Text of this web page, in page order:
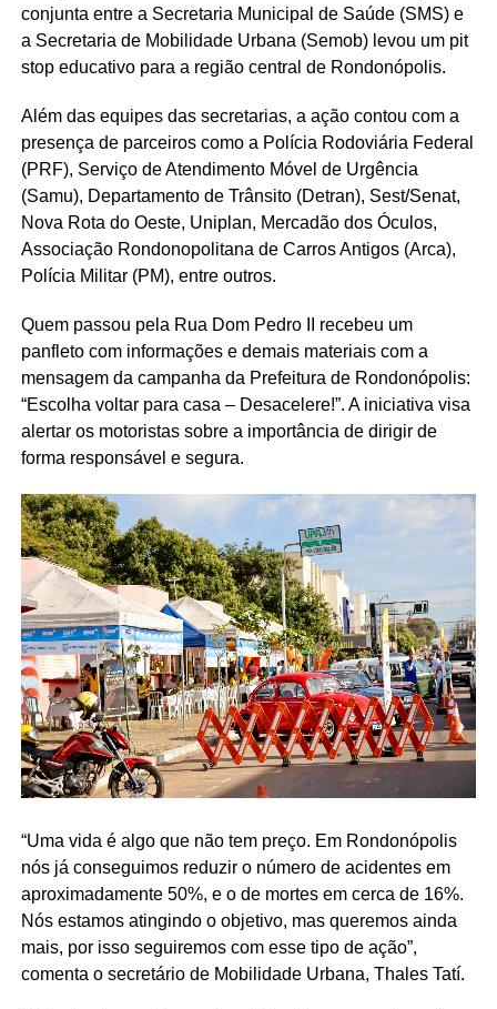
conjunta entre a Secretaria Municipal de Saúde (SMS) e
a Secretaria de Mobilidade Urbana (Semob) levou um pit
stop educativo para a região central de Rondonópolis.
Além das equipes das secretarias, a ação contou com a
presença de parceiros como a Polícia Rodoviária Federal
(PRF), Serviço de Atendimento Móvel de Urgência
(Samu), Departamento de Trânsito (Detran), Sest/Senat,
Nova Rota do Oeste, Uniplan, Mercadão dos Óculos,
Associação Rondonopolitana de Carros Antigos (Arca),
Polícia Militar (PM), entre outros.
Quem passou pela Rua Dom Pedro II recebeu um
panfleto com informações e demais materiais com a
mensagem da campanha da Prefeitura de Rondonópolis:
“Escolha voltar para casa – Desacelere!”. A iniciativa visa
alertar os motoristas sobre a importância de dirigir de
forma responsável e segura.
“Uma vida é algo que não tem preço. Em Rondonópolis
nós já conseguimos reduzir o número de acidentes em
aproximadamente 50%, e o de mortes em cerca de 16%.
Nós estamos atingindo o objetivo, mas queremos ainda
mais, por isso seguiremos com esse tipo de ação”,
comenta o secretário de Mobilidade Urbana, Thales Tatí.